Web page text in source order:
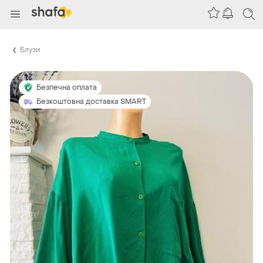
Блузи
Безпечна оплата
Безкоштовна доставка SMART